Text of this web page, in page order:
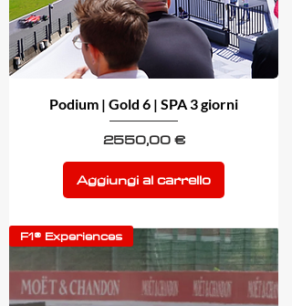
Podium | Gold 6 | SPA 3 giorni
Prezzo
2550,00 €
Aggiungi al carrello
F1® Experiences